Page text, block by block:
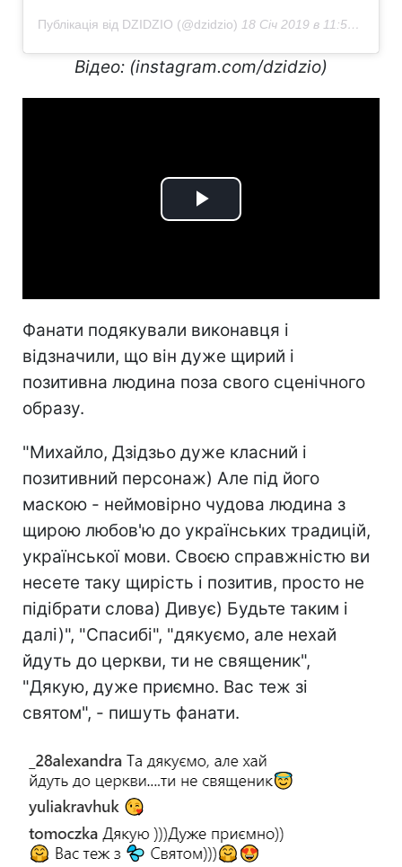
Публікація від DZIDZIO (@dzidzio) 18 Січ 2019 в 11:56 PST
Відео: (instagram.com/dzidzio)
Play
Фанати подякували виконавця і
відзначили, що він дуже щирий і
позитивна людина поза свого сценічного
образу.
"Михайло, Дзідзьо дуже класний і
позитивний персонаж) Але під його
маскою - неймовірно чудова людина з
щирою любов'ю до українських традицій,
української мови. Своєю справжністю ви
несете таку щирість і позитив, просто не
підібрати слова) Дивує) Будьте таким і
далі)", "Спасибі", "дякуємо, але нехай
йдуть до церкви, ти не священик",
"Дякую, дуже приємно. Вас теж зі
святом", - пишуть фанати.